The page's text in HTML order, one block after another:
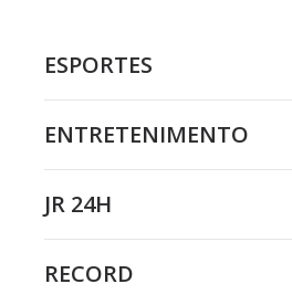
ESPORTES
ENTRETENIMENTO
JR 24H
RECORD